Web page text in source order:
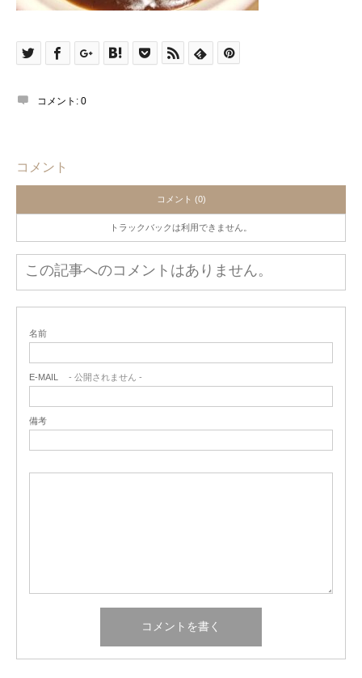
コメント: 0
コメント
コメント (0)
トラックバックは利用できません。
この記事へのコメントはありません。
名前
E-MAIL - 公開されません -
備考